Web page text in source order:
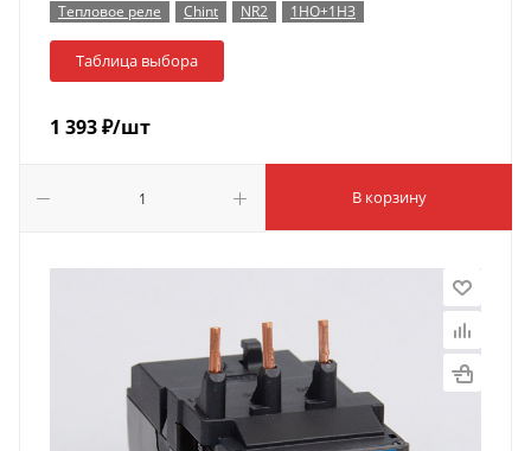
Тепловое реле Chint NR2 1НО+1НЗ
Таблица выбора
1 393₽/шт
В корзину